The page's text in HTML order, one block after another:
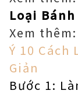
Loại
Xem thêm:
Ý 10 Cách
Giản
Bước 1: